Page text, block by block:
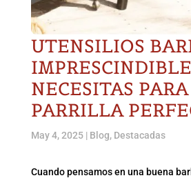
UTENSILIOS
NECESITAS
PARRILLA
May 4, 2025| Blog, Destacadas
Cuando pensamos en una buena